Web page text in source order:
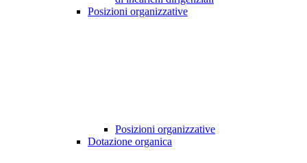
Posizioni organizzative
Posizioni organizzative
Dotazione organica